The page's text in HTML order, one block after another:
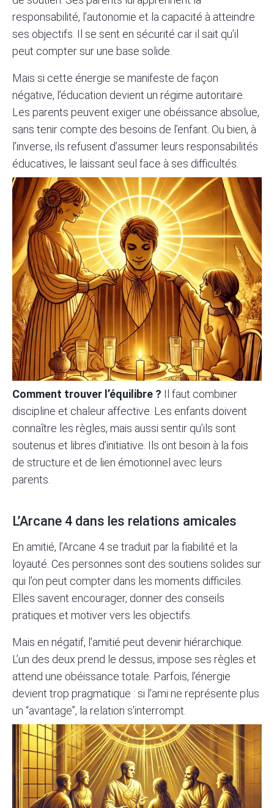
responsabilité, l’autonomie et la capacité à atteindre
ses objectifs. Il se sent en sécurité car il sait qu’il
peut compter sur une base solide.
Mais si cette énergie se manifeste de façon
négative, l’éducation devient un régime autoritaire.
Les parents peuvent exiger une obéissance absolue,
sans tenir compte des besoins de l’enfant. Ou bien, à
l’inverse, ils refusent d’assumer leurs responsabilités
éducatives, le laissant seul face à ses difficultés.
Comment trouver l’équilibre ? Il faut combiner
discipline et chaleur affective. Les enfants doivent
connaître les règles, mais aussi sentir qu’ils sont
soutenus et libres d’initiative. Ils ont besoin à la fois
de structure et de lien émotionnel avec leurs
parents.
L’Arcane 4 dans les relations amicales
En amitié, l’Arcane 4 se traduit par la fiabilité et la
loyauté. Ces personnes sont des soutiens solides sur
qui l’on peut compter dans les moments difficiles.
Elles savent encourager, donner des conseils
pratiques et motiver vers les objectifs.
Mais en négatif, l’amitié peut devenir hiérarchique.
L’un des deux prend le dessus, impose ses règles et
attend une obéissance totale. Parfois, l’énergie
devient trop pragmatique : si l’ami ne représente plus
un “avantage”, la relation s’interrompt.